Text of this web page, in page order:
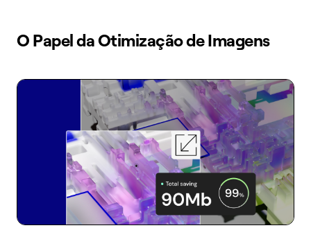
O Papel da Otimização de Imagens